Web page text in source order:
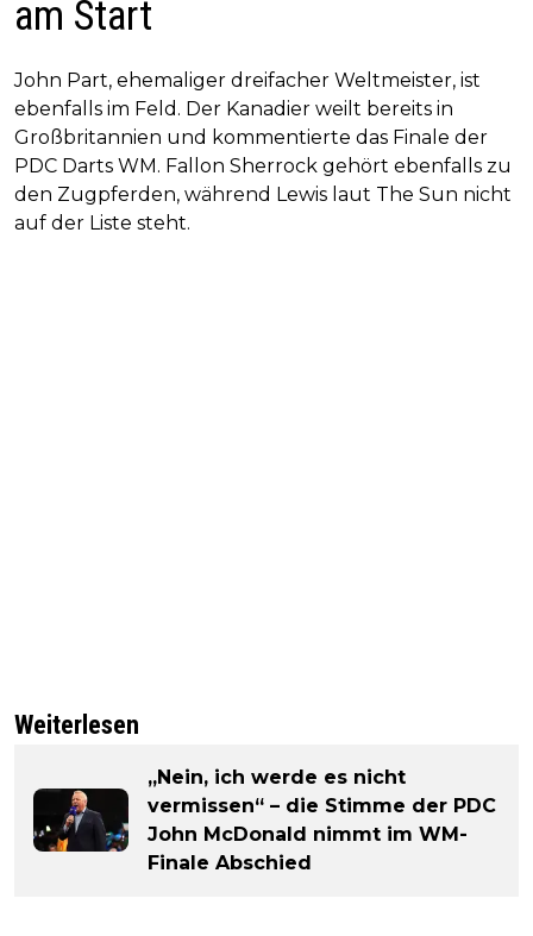
am Start
John Part, ehemaliger dreifacher Weltmeister, ist
ebenfalls im Feld. Der Kanadier weilt bereits in
Großbritannien und kommentierte das Finale der
PDC Darts WM. Fallon Sherrock gehört ebenfalls zu
den Zugpferden, während Lewis laut The Sun nicht
auf der Liste steht.
Weiterlesen
„Nein, ich werde es nicht
vermissen“ – die Stimme der PDC
John McDonald nimmt im WM-
Finale Abschied